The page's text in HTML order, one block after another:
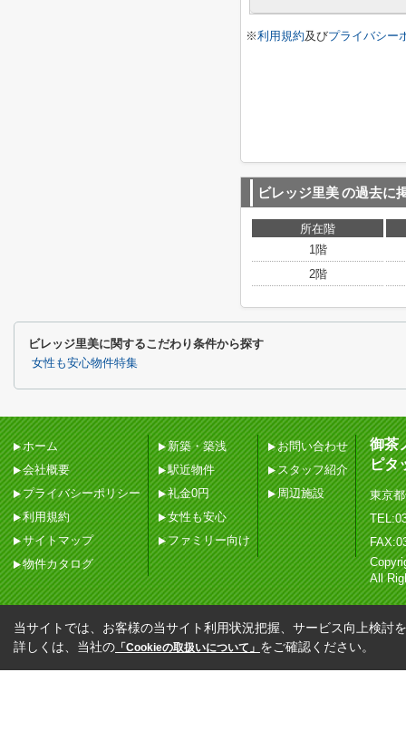
※利用規約及びプライバシー
ビレッジ里美の過去に
所在階
1階
2階
ビレッジ里美に関するこだわり条件から探す
女性も安心物件特集
ホーム
会社概要
プライバシーポリシー
利用規約
サイトマップ
物件カタログ
新築・築浅
駅近物件
礼金0円
女性も安心
ファミリー向け
お問い合わせ
スタッフ紹介
周辺施設
御茶
ピタ
東京
All
当サイトでは、お客様の当サイト利用状況把握、サービス向上検討
詳しくは、当社の 「Cookieの取扱いについて」 をご確認ください。